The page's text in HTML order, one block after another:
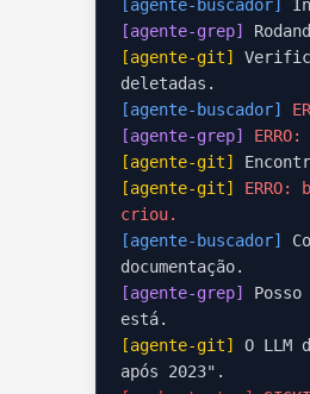
[agente-buscador]
[agente-grep]
[agente-git]
deletadas.
[agente-buscador]
[agente-grep]
[agente-git]
[agente-git]
criou.
[agente-buscador]
documentação.
[agente-grep]
está.
[agente-git]
O LLM
após 2023".